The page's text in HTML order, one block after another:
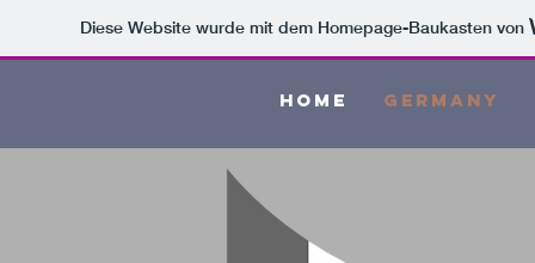
Diese Website wurde mit dem Homepage-Baukasten von
HOME GERMANY